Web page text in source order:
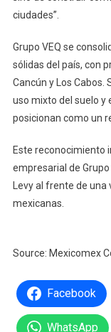
ciudades”.
Grupo VEQ se
sólidas del país, con
Cancún y Los Cabos.
uso mixto del suelo y
posicionan como un
Este reconocimiento
empresarial de
Levy al frente de
mexicanas.
Source: Mexicomex
Facebook
WhatsApp